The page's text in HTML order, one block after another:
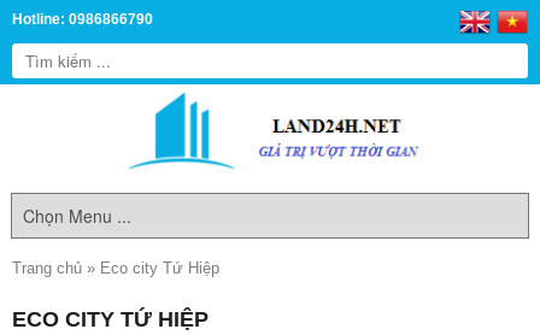
Hotline: 0986866790
Trang chủ » Eco city Tứ Hiệp
ECO CITY TỨ HIỆP